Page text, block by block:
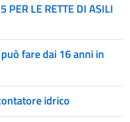
PER LE RETTE DI ASILI
può fare dai 16 anni in
idrico